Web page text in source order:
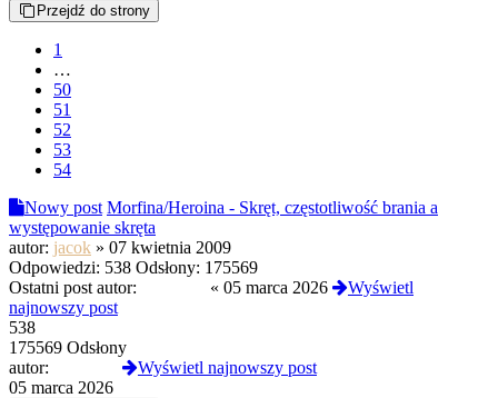
Przejdź do strony
1
…
50
51
52
53
54
Nowy post Morfina/Heroina - Skręt, częstotliwość brania a
występowanie skręta
autor: jacok » 07 kwietnia 2009
Odpowiedzi: 538 Odsłony: 175569
Ostatni post autor:
« 05 marca 2026
Wyświetl
najnowszy post
538
175569 Odsłony
autor:
Wyświetl najnowszy post
05 marca 2026